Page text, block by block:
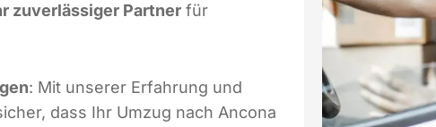
zuverlässiger Partner für
: Mit unserer Erfahrung und
dass Ihr Umzug nach Ancona